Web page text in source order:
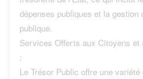
dépenses publiques et la gestion
publique.
Services Offerts aux Citoyens et
:
Le Trésor Public offre une